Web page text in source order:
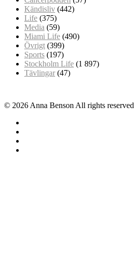
Kändisliv (442)
Life (375)
Media (59)
Miami Life (490)
Övrigt (399)
Sports (197)
Stockholm Life (1 897)
Tävlingar (47)
© 2026 Anna Benson All rights reserved